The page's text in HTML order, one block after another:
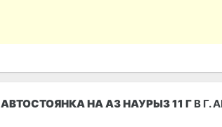
АВТОСТОЯНКА НА АЗ НАУРЫЗ 11 Г В Г.